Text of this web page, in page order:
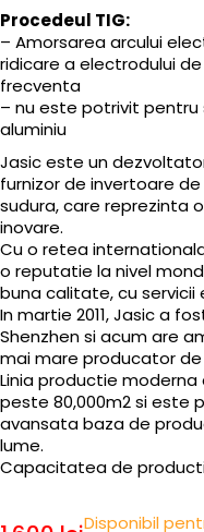
Procedeul TIG:
– Amorsarea arcului
ridicare a electrodului de
frecventa
– nu este potrivit pentru
aluminiu
Jasic este un
furnizor de invertoare
sudura, care reprezinta
inovare.
Cu o retea
o reputatie la nivel
buna calitate, cu servicii
In martie 2011, Jasic a
Shenzhen si acum are
mai mare producator
Linia productie
peste 80,000m2 si este
avansata baza de
lume.
Capacitatea de
Disponibil